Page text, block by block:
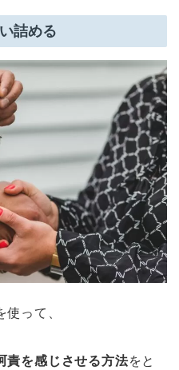
詰める
使って、
責を感じさせる方法をと